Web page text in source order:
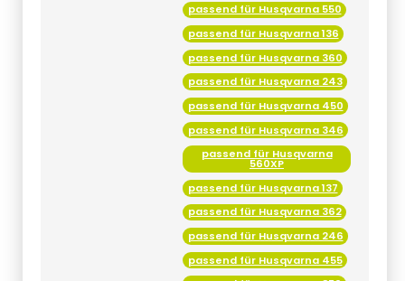
passend für Husqvarna 360
passend für Husqvarna 243
passend für Husqvarna 450
passend für Husqvarna 346
passend für Husqvarna
560XP
passend für Husqvarna 137
passend für Husqvarna 362
passend für Husqvarna 246
passend für Husqvarna 455
passend für Husqvarna 350
passend für Husqvarna 57